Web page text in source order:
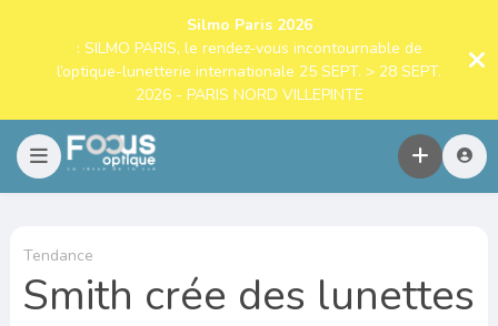
Silmo Paris 2026
: SILMO PARIS, le rendez-vous incontournable de
l’optique-lunetterie internationale 25 SEPT. > 28 SEPT.
2026 - PARIS NORD VILLEPINTE
Tendance
Smith crée des lunettes